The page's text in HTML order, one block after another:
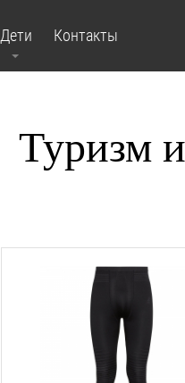
Дети Контакты
Туризм